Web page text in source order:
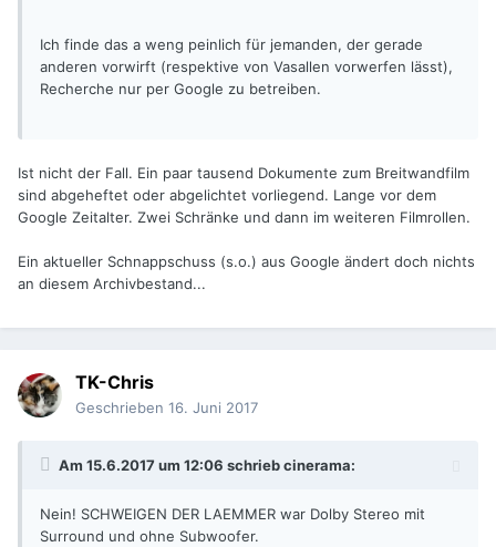
Ich finde das a weng peinlich für jemanden, der gerade
anderen vorwirft (respektive von Vasallen vorwerfen lässt),
Recherche nur per Google zu betreiben.
Ist nicht der Fall. Ein paar tausend Dokumente zum Breitwandfilm
sind abgeheftet oder abgelichtet vorliegend. Lange vor dem
Google Zeitalter. Zwei Schränke und dann im weiteren Filmrollen.
Ein aktueller Schnappschuss (s.o.) aus Google ändert doch nichts
an diesem Archivbestand...
TK-Chris
Geschrieben 16. Juni 2017
Am 15.6.2017 um 12:06 schriebcinerama:
Nein! SCHWEIGEN DER LAEMMER war Dolby Stereo mit
Surround und ohne Subwoofer.